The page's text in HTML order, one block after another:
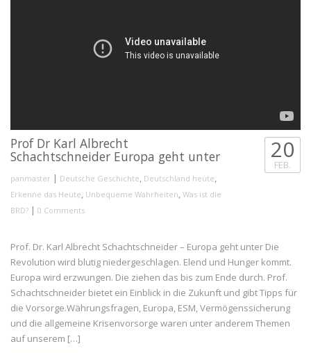
Prof Dr Karl Albrecht
Schachtschneider Europa geht unter
panmaster | Deutsche Geschichte, Deutschland heute,
Erkenne das Heute, Unbequeme Wahrheiten, Was ist die
BRD? | 0 Comments
20
FEB.
Prof. Dr. Karl Albrecht Schachtschneider – Europa geht unter Die
Revolution wird blutig niedergeschlagen. Elend und Hunger kommt.
Europa wird erzwungen. Die ziehen das bis zum Ende durch. Prof.
Schachtschneider bietet ein Einblick in die Zukunft und gibt Tipps für
die Vorsorge.Währungsfragen, Europa, ESM, Vermögenssicherung
und die allgemeine Krisenvorsorge waren unter anderem Themen
auf unserem […]